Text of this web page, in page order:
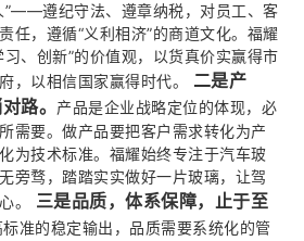
”——遵纪守法、遵章纳税，对员工、客
任，遵循“义利相济”的商道文化。福耀
、创新”的价值观，以货真价实赢得市
，以相信国家赢得时代。 二是产
路。 产品是企业战略定位的体现，必
需要。做产品要把客户需求转化为产
为技术标准。福耀始终专注于汽车玻
旁骛，踏踏实实做好一片玻璃，让驾
。 三是品质，体系保障，止于至
准的稳定输出，品质需要系统化的管